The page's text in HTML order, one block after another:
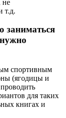
не
т.д.
заниматься
спортивным
(ягодицы и
для таких
книгах и